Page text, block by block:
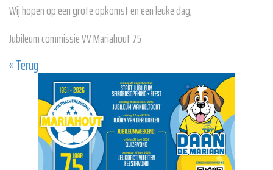
Wij hopen op een grote opkomst en een leuke dag,
Jubileum commissie VV Mariahout 75
« Terug